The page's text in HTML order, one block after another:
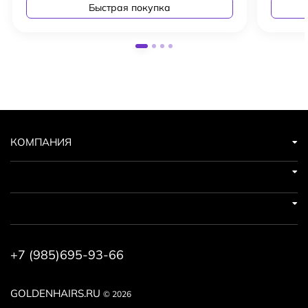
Быстрая покупка
GOLDENHAIRS.RU © 2026
КОМПАНИЯ
+7 (985)695-93-66